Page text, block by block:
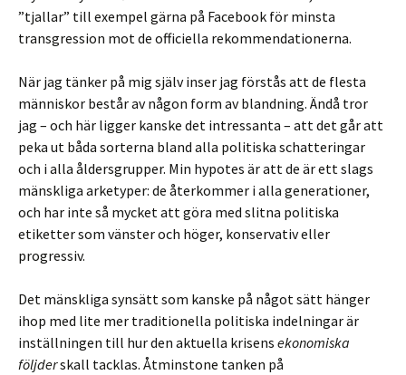
”tjallar” till exempel gärna på Facebook för minsta
transgression mot de officiella rekommendationerna.
När jag tänker på mig själv inser jag förstås att de flesta
människor består av någon form av blandning. Ändå tror
jag – och här ligger kanske det intressanta – att det går att
peka ut båda sorterna bland alla politiska schatteringar
och i alla åldersgrupper. Min hypotes är att de är ett slags
mänskliga arketyper: de återkommer i alla generationer,
och har inte så mycket att göra med slitna politiska
etiketter som vänster och höger, konservativ eller
progressiv.
Det mänskliga synsätt som kanske på något sätt hänger
ihop med lite mer traditionella politiska indelningar är
inställningen till hur den aktuella krisens ekonomiska
följderskall tacklas. Åtminstone tanken på